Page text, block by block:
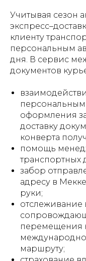
Учитывая сезон
клиенту
персональным
дня. В сервис
документов
оформления
доставку
конверта
помощь
транспортных
забор
адресу в
руки;
перемещения
маршруту;